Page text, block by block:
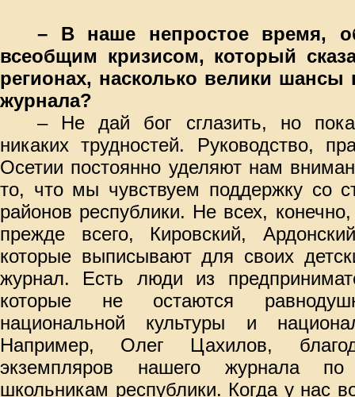
– В наше непростое время,
всеобщим кризисом, который
регионах, насколько велики шансы
журнала?
– Не дай бог сглазить, но
никаких трудностей. Руководство,
Осетии постоянно уделяют нам
то, что мы чувствуем поддержку со
районов республики. Не всех,
прежде всего, Кировский,
которые выписывают для своих
журнал. Есть люди из
которые не остаются
национальной культуры и
Например, Олег Цахилов,
экземпляров нашего журнала по
школьникам республики. Когда у нас